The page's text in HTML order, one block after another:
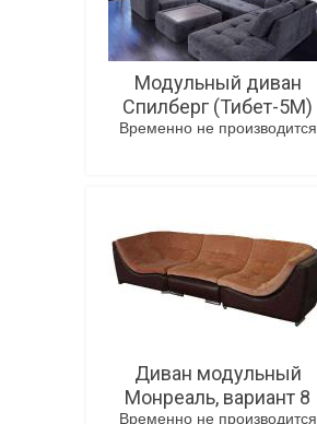
Модульный диван
Спилберг (Тибет-5М)
Временно не производится
Диван модульный
Монреаль, вариант 8
Временно не производится